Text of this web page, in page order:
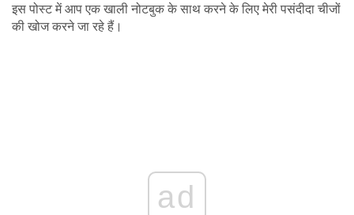
इस पोस्ट में आप एक खाली नोटबुक के साथ करने के लिए मेरी पसंदीदा चीजों
की खोज करने जा रहे हैं।
ad